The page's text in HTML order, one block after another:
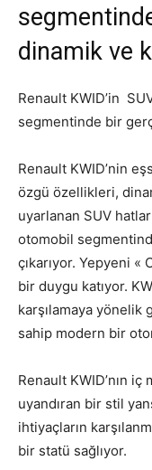
dinamik ve
Renault KWID’in
segmentinde bir
Renault KWID’nin
özgü özellikleri,
uyarlanan SUV
otomobil
çıkarıyor. Yepyeni
bir duygu katıyor.
karşılamaya yönelik
sahip modern bir
Renault KWID’nın iç
uyandıran bir stil
ihtiyaçların
bir statü sağlıyor.